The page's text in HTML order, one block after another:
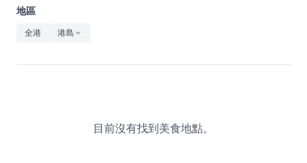
音樂
地區
全港 港島
目前沒有找到美食地點。